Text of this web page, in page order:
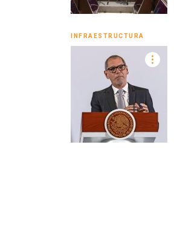
INFRAESTRUCTURA